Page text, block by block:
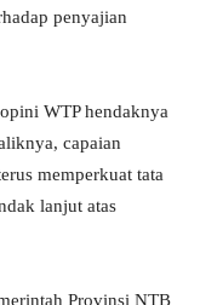
penyajian
WTP hendaknya
capaian
memperkuat tata
lanjut atas
Provinsi NTB